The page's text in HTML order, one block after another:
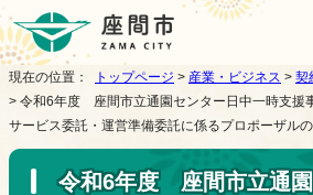
現在の位置： トップページ > 産業・ビジネス > 契
> 令和6年度 座間市立通園センター日中一時支援
サービス委託・運営準備委託に係るプロポーザル
令和6年度 座間市立通